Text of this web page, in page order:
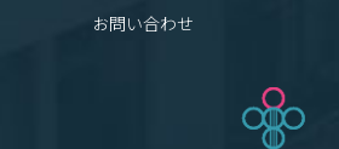
お問い合わせ